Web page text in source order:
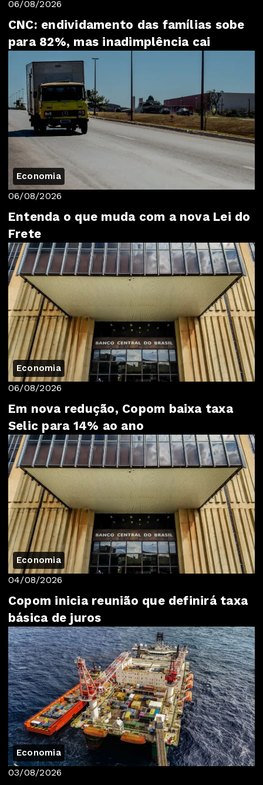
06/08/2026
CNC: endividamento das famílias sobe
para 82%, mas inadimplência cai
Economia
06/08/2026
Entenda o que muda com a nova Lei do
Frete
Economia
06/08/2026
Em nova redução, Copom baixa taxa
Selic para 14% ao ano
Economia
04/08/2026
Copom inicia reunião que definirá taxa
básica de juros
Economia
03/08/2026